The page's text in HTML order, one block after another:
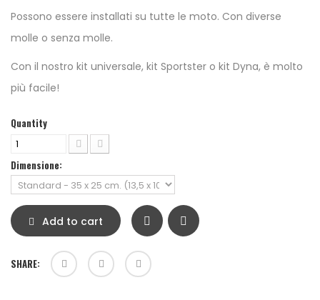
Possono essere installati su tutte le moto. Con diverse
molle o senza molle.
Con il nostro kit universale, kit Sportster o kit Dyna, è molto
più facile!
Quantity
Dimensione:
Add to cart
SHARE: